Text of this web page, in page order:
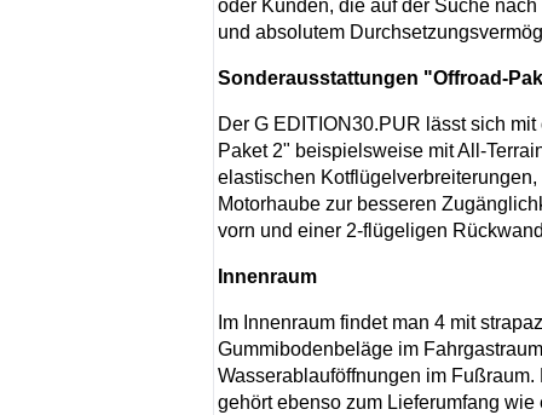
oder Kunden, die auf der Suche
und absolutem
Sonderausstattungen "Offroad-
Der G EDITION30.PUR lässt sich
Paket 2" beispielsweise mit All-
elastischen
Motorhaube zur besseren
vorn und einer 2-flügeligen
Innenraum
Im Innenraum findet man 4 mit
Gummibodenbeläge im
Wasserablauföffnungen im
gehört ebenso zum Lieferumfang